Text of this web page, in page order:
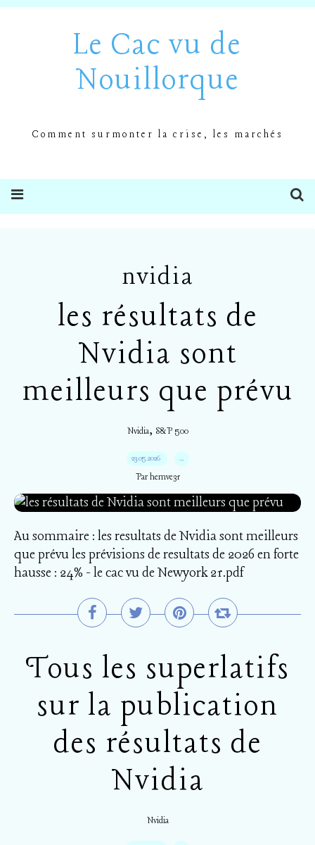
Le Cac vu de
Nouillorque
Comment surmonter la crise, les marchés
nvidia
les résultats de
Nvidia sont
meilleurs que prévu
Nvidia, S&P 500
23.05.2026 …
Par hemve31
Au sommaire : les resultats de Nvidia sont meilleurs
que prévu les prévisions de resultats de 2026 en forte
hausse : 24% - le cac vu de Newyork 21.pdf
Tous les superlatifs
sur la publication
des résultats de
Nvidia
Nvidia